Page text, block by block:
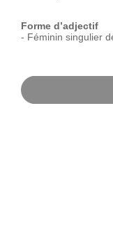
Forme d’adjectif
- Féminin singulier